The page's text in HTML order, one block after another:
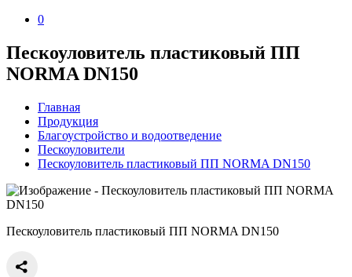
0
Пескоуловитель пластиковый ПП
NORMA DN150
Главная
Продукция
Благоустройство и водоотведение
Пескоуловители
Пескоуловитель пластиковый ПП NORMA DN150
Пескоуловитель пластиковый ПП NORMA DN150